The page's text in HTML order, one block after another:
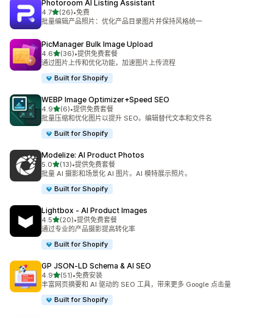
Photoroom AI Listing Assistant
4.7星（满分 5 星）
(26)
总共 26 条评论
•免费
批量编辑产品照片：优化产品目录图片并保持风格统一
PicManager Bulk Image Upload
4.6星（满分 5 星）
(36)
总共 36 条评论
•提供免费套餐
通过图片上传和优化功能，加速图片上传流程
Built for Shopify
WEBP Image Optimizer+Speed SEO
4.9星（满分 5 星）
(6)
总共 6 条评论
•提供免费套餐
批量压缩和优化图片以提升 SEO。编辑替代文本和文件名
Built for Shopify
Modelize: AI Product Photos
5.0星（满分 5 星）
(13)
总共 13 条评论
•提供免费套餐
批量 AI 摄影和场景化 AI 图片。AI 模特展示照片。
Built for Shopify
Lightbox ‑ AI Product Images
4.5星（满分 5 星）
(20)
总共 20 条评论
•提供免费套餐
通过专业的产品摄影提高转化率
Built for Shopify
GP JSON‑LD Schema & AI SEO
4.9星（满分 5 星）
(51)
总共 51 条评论
•免费安装
丰富网页摘要和 AI 驱动的 SEO 工具，带来更多 Google 点击量
Built for Shopify